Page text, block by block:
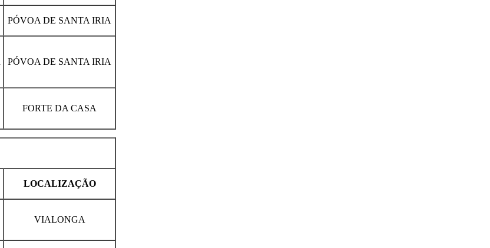
PÓVOA DE SANTA IRIA
PÓVOA DE SANTA IRIA
FORTE DA CASA
LOCALIZAÇÃO
VIALONGA